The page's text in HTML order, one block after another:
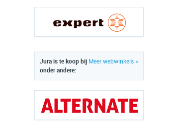
Meer webwinkels »
Jura is te koop bij
onder andere: